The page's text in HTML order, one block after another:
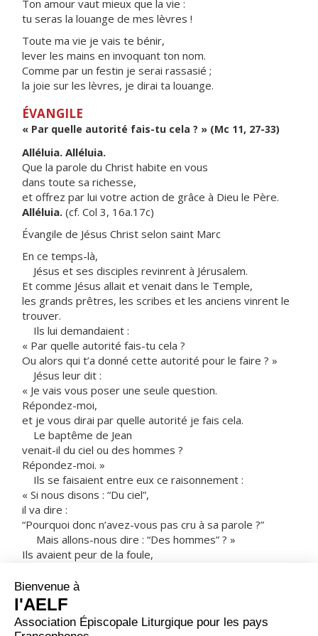
Ton amour vaut mieux que la vie :
tu seras la louange de mes lèvres !
Toute ma vie je vais te bénir,
lever les mains en invoquant ton nom.
Comme par un festin je serai rassasié ;
la joie sur les lèvres, je dirai ta louange.
ÉVANGILE
« Par quelle autorité fais-tu cela ? » (Mc 11, 27-33)
Alléluia. Alléluia.
Que la parole du Christ habite en vous
dans toute sa richesse,
et offrez par lui votre action de grâce à Dieu le Père.
Alléluia. (cf. Col 3, 16a.17c)
Évangile de Jésus Christ selon saint Marc
En ce temps-là,
Jésus et ses disciples revinrent à Jérusalem.
Et comme Jésus allait et venait dans le Temple,
les grands prêtres, les scribes et les anciens vinrent le
trouver.
Ils lui demandaient :
« Par quelle autorité fais-tu cela ?
Ou alors qui t’a donné cette autorité pour le faire ? »
Jésus leur dit :
« Je vais vous poser une seule question.
Répondez-moi,
et je vous dirai par quelle autorité je fais cela.
Le baptême de Jean
venait-il du ciel ou des hommes ?
Répondez-moi. »
Ils se faisaient entre eux ce raisonnement :
« Si nous disons : “Du ciel”,
il va dire :
“Pourquoi donc n’avez-vous pas cru à sa parole ?”
Mais allons-nous dire : “Des hommes” ? »
Ils avaient peur de la foule,
prophète.
Ils répondent donc à Jésus :
« Nous ne savons pas ! »
Alors Jésus leur dit :